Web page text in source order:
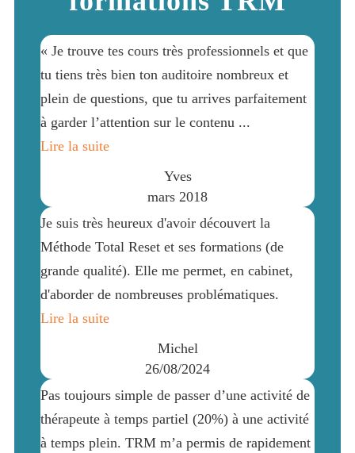
« Je trouve tes cours très professionnels et que
tu tiens très bien ton auditoire nombreux et
plein de questions, que tu arrives parfaitement
à garder l’attention sur le contenu ...
Lire la suite
Yves
mars 2018
Je suis très heureux d'avoir découvert la
Méthode Total Reset et ses formations (de
grande qualité). Elle me permet, en cabinet,
d'aborder de nombreuses problématiques.
Lire la suite
Michel
26/08/2024
Pas toujours simple de passer d’une activité de
thérapeute à temps partiel (20%) à une activité
à temps plein. TRM m’a permis de rapidement